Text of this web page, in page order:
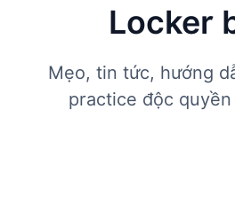
Locker
Mẹo, tin tức, hướng
practice độc